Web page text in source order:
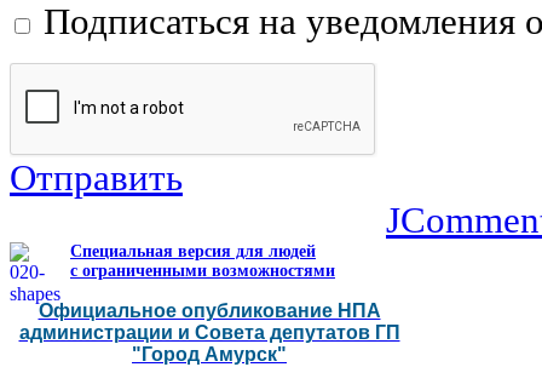
Подписаться на уведомления
Отправить
Специальная версия для людей
с ограниченными возможностями
Официальное опубликование НПА
администрации и Совета депутатов ГП
"Город Амурск"